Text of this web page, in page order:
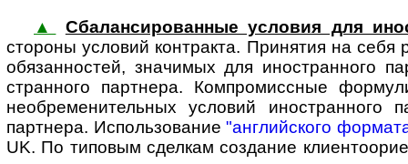
▲
Сбалансированные условия для
стороны условий контракта. Принятия на
обязанностей, значимых для ино­стран­ного
стран­ного партнера. Компро­мис­сные
необре­мени­тельных условий ино­стран­ного
партнера. Использование "английского
UK. По типовым сделкам создание